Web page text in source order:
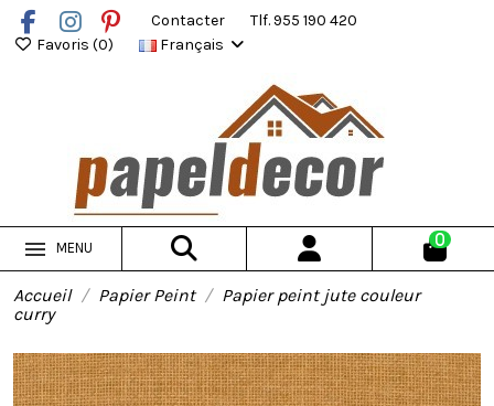
Contacter
Tlf. 955 190 420
Favoris (0) Français
MENU 0
Accueil Papier Peint
Papier peint jute couleur
curry